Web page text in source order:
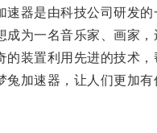
是由科技公司研发的
一名音乐家、画家，
装置利用先进的技术，
加速器，让人们更加有